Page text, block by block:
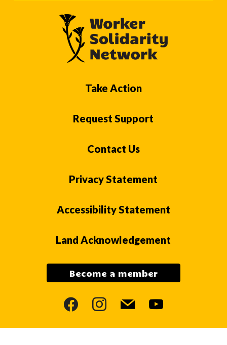
Take Action
Request Support
Contact Us
Privacy Statement
Accessibility Statement
Land Acknowledgement
Become a member
facebookinstagram
mail youtube